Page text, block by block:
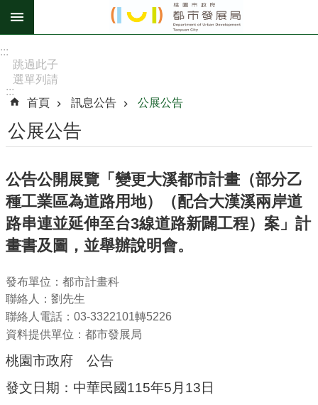
跳到主要內容區塊
階
搜
尋
息
公
告
認
我
們
機
關
通
錄
:::
跳過此子
選單列請
[Enter]，
繼續則按
[Tab]
:::
首頁
訊息公告 公展公告
公展公告
公告公開展覽「變更大溪都市計畫（部分乙
種工業區為道路用地）（配合大漢溪兩岸道
路串連並延伸至台3線道路新闢工程）案」計
畫書及圖，並舉辦說明會。
發布單位：都市計畫科
聯絡人：劉先生
聯絡人電話：03-3322101轉5226
資料提供單位：都市發展局
桃園市政府 公告
發文日期：中華民國115年5月13日